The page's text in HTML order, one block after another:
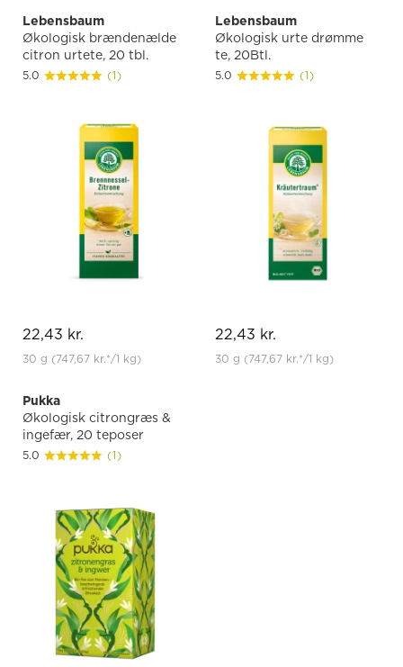
Lebensbaum
Økologisk brændenælde
citron urtete, 20 tbl.
5.0 (1)
22,43 kr.
30 g (747,67 kr.*/1 kg)
Lebensbaum
Økologisk urte drømme
te, 20Btl.
5.0 (1)
22,43 kr.
30 g (747,67 kr.*/1 kg)
Pukka
Økologisk citrongræs &
ingefær, 20 teposer
5.0 (1)